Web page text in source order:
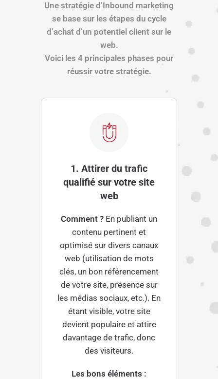
Une stratégie d’Inbound marketing
se base sur les étapes du cycle
d’achat d’un potentiel client sur le
web.
Voici les 4 principales phases pour
réussir votre stratégie.
1. Attirer du trafic
qualifié sur votre site
web
Comment ? En publiant un
contenu pertinent et
optimisé sur divers canaux
web (utilisation de mots
clés, un bon référencement
de votre site, présence sur
les médias sociaux, etc.). En
étant visible, votre site
devient populaire et attire
davantage de trafic, donc
des visiteurs.
Les bons éléments :